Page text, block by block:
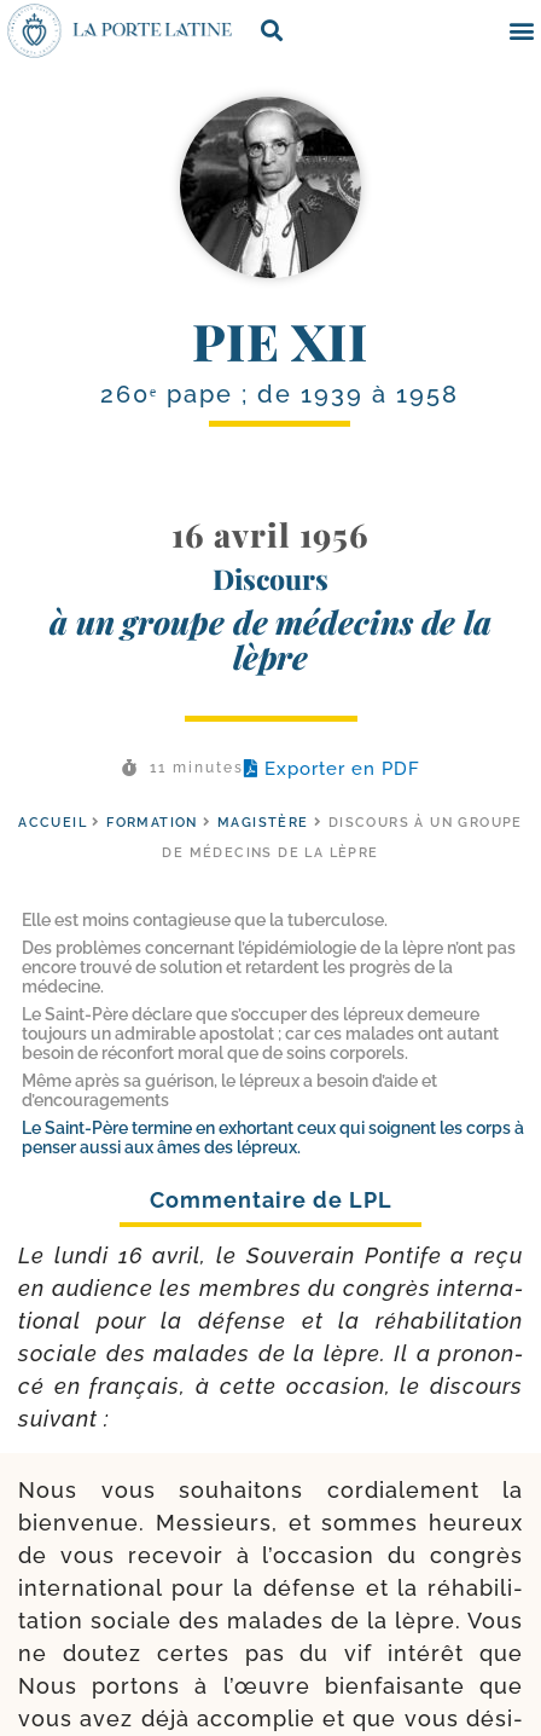
PIE XII
260ᵉ pape ; de 1939 à 1958
16 avril 1956
Discours
à un groupe de médecins de la
lèpre
11 minutes Exporter en PDF
ACCUEIL FORMATION MAGISTÈRE
DISCOURS À UN GROUPE
DE MÉDECINS DE LA LÈPRE
Elle est moins contagieuse que la tuberculose.
Des problèmes concernant l’épidémiologie de la lèpre n’ont pas
encore trouvé de solution et retardent les progrès de la
médecine.
Le Saint-​Père déclare que s’occuper des lépreux demeure
toujours un admirable apostolat ; car ces malades ont autant
besoin de réconfort moral que de soins corporels.
Même après sa guérison, le lépreux a besoin d’aide et
d’encouragements
Le Saint-​Père termine en exhortant ceux qui soignent les corps à
penser aussi aux âmes des lépreux.
Le lun­di 16 avril, le Souverain Pontife a reçu
en audience les membres du congrès inter­na­
tio­nal pour la défense et la réha­bi­li­ta­tion
sociale des malades de la lèpre. Il a pro­non­
cé en fran­çais, à cette occa­sion, le dis­cours
suivant :
Nous vous sou­hai­tons cor­dia­le­ment la
bien­ve­nue. Messieurs, et sommes heu­reux
de vous rece­voir à l’oc­ca­sion du congrès
inter­na­tio­nal pour la défense et la réha­bi­li­
ta­tion sociale des malades de la lèpre. Vous
ne dou­tez certes pas du vif inté­rêt que
Nous por­tons à l’œuvre bien­fai­sante que
vous avez déjà accom­plie et que vous dési­